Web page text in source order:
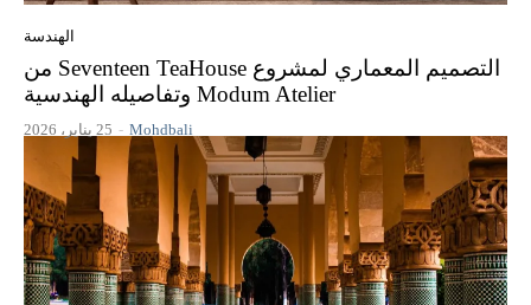
الهندسة
التصميم المعماري لمشروع Seventeen TeaHouse من
Modum Atelier وتفاصيله الهندسية
Mohdbali
- 25 يناير، 2026